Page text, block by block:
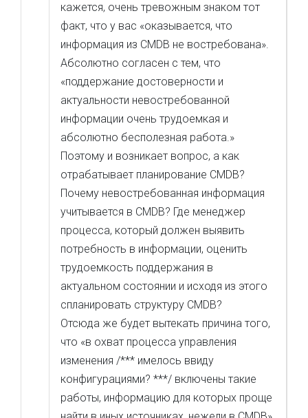
кажется, очень тревожным знаком тот
факт, что у вас «оказывается, что
информация из CMDB не востребована».
Абсолютно согласен с тем, что
«поддержание достоверности и
актуальности невостребованной
информации очень трудоемкая и
абсолютно бесполезная работа.»
Поэтому и возникает вопрос, а как
отрабатывает планирование CMDB?
Почему невостребованная информация
учитывается в CMDB? Где менеджер
процесса, который должен выявить
потребность в информации, оценить
трудоемкость поддержания в
актуальном состоянии и исходя из этого
спланировать структуру CMDB?
Отсюда же будет вытекать причина того,
что «в охват процесса управления
изменения /*** имелось ввиду
конфигурациями? ***/ включены такие
работы, информацию для которых проще